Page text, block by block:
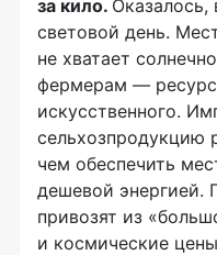
за кило. Оказалось,
световой день.
не хватает
фермерам —
искусственного.
сельхозпродукцию
чем обеспечить
дешевой энергией.
привозят из
и космические